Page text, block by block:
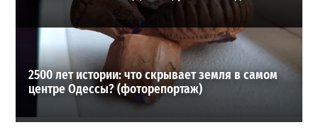
2500 лет истории: что скрывает земля в самом
центре Одессы? (фоторепортаж)